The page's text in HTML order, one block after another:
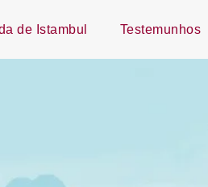
de Istambul Testemunhos